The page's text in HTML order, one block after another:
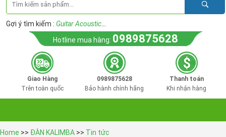
Gợi ý tìm kiếm : Guitar Acoustic
Hotline mua hàng: 0989875628
Giao Hàng
Trên toàn quốc
0989875628
Bảo hành chính hãng
Thanh toán
Khi nhận hàng
Home >> ĐÀN KALIMBA >> Tin tức